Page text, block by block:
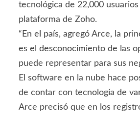
tecnológica de 22,000
plataforma de Zoho.
“En el país, agregó Arce, la
es el desconocimiento de las
puede representar para sus
El software en la nube hace
de contar con tecnología de
Arce precisó que en los